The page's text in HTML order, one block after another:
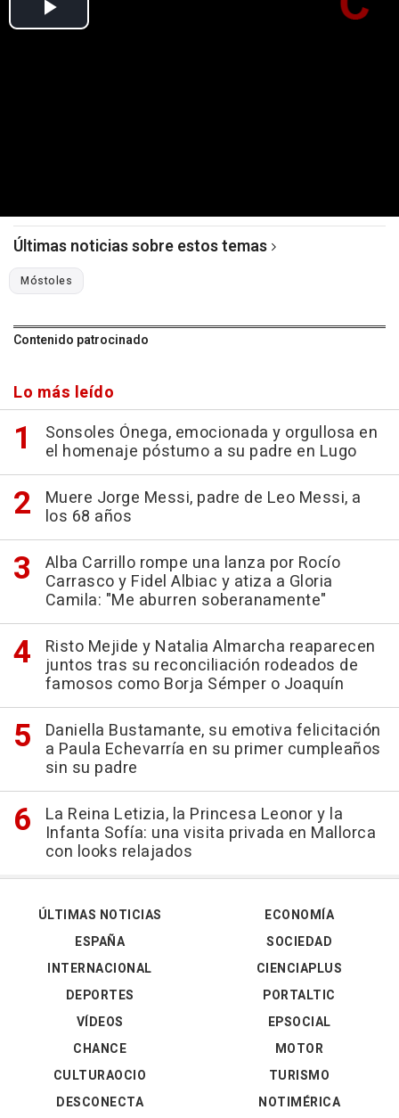
Últimas noticias sobre estos temas
Móstoles
Contenido patrocinado
Lo más leído
Sonsoles Ónega, emocionada y orgullosa en
el homenaje póstumo a su padre en Lugo
Muere Jorge Messi, padre de Leo Messi, a
los 68 años
Alba Carrillo rompe una lanza por Rocío
Carrasco y Fidel Albiac y atiza a Gloria
Camila: "Me aburren soberanamente"
Risto Mejide y Natalia Almarcha reaparecen
juntos tras su reconciliación rodeados de
famosos como Borja Sémper o Joaquín
Daniella Bustamante, su emotiva felicitación
a Paula Echevarría en su primer cumpleaños
sin su padre
La Reina Letizia, la Princesa Leonor y la
Infanta Sofía: una visita privada en Mallorca
con looks relajados
ÚLTIMAS NOTICIAS
ESPAÑA
INTERNACIONAL
DEPORTES
VÍDEOS
ECONOMÍA
SOCIEDAD
CIENCIAPLUS
PORTALTIC
EPSOCIAL
CHANCE
CULTURAOCIO
DESCONECTA
MOTOR
TURISMO
NOTIMÉRICA